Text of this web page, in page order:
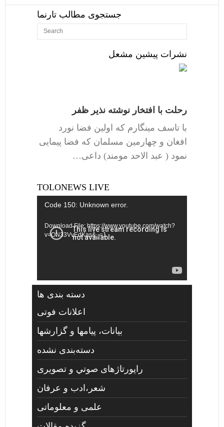
جستجوی مطالب تارنما
نشرات پیشین مشعل
رحلت با افتخار نوشته نذیر ظفر
با تاسف مینگارم که اولین فضا نورد
افغان و چهارمین مسلمان که فضا پیمایی
نمود ( عبد الاحد مومند) داعی…
TOLONEWS LIVE
Video
Code 150: Unknown error.
Download File: https://www.youtube.com/watch?
v=ON33VvEdKas&_=1
دسته بندی ها
اعلانات فوتی
بیانات، پیامها و گزارشها
دسته‌بندی نشده
راپورتاژهای صوتي و تصويری
شعر،ادب و عرفان
علمی و معلوماتی